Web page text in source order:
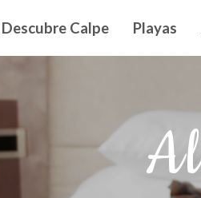
Navegación
Descubre Calpe Playas